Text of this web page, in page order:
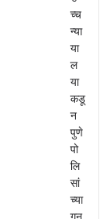
च्च
न्या
या
ल
या
कडू
न
पुणे
पो
लि
सां
च्या